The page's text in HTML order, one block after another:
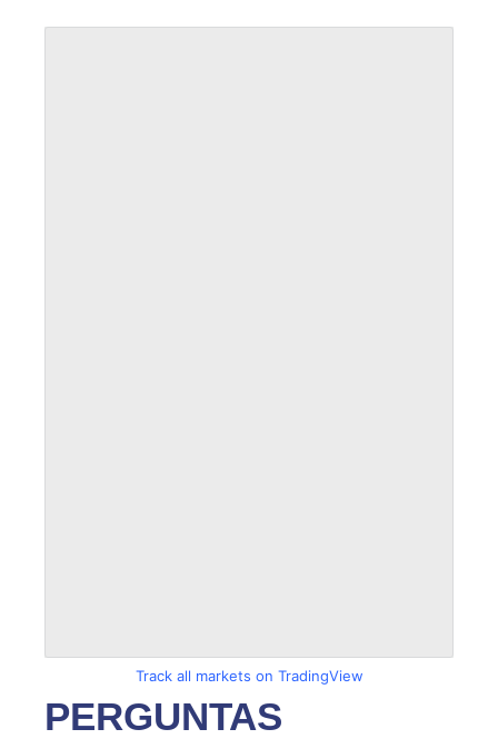
Track all markets on TradingView
PERGUNTAS